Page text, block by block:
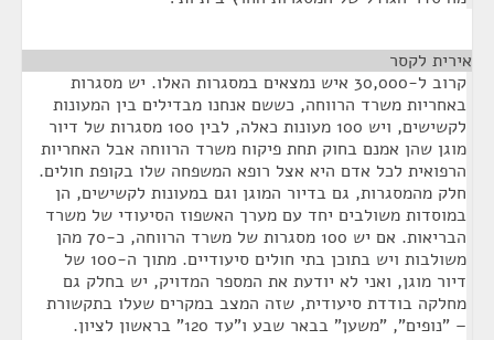
אירית לקסר
קרוב ל-30,000 איש נמצאים במסגרות האלו. יש מסגרות
באחריות משרד הרווחה, כששם אנחנו מבדילים בין המעונות
לקשישים, ויש 100 מעונות כאלה, לבין 100 מסגרות של דיור
מוגן שהן אמנם בחוק תחת פיקוח משרד הרווחה אבל האחריות
הרפואית לכל אדם היא אצל רופא המשפחה שלו בקופת חולים.
חלק מהמסגרות, גם בדיור המוגן וגם במעונות לקשישים, הן
במוסדות משולבים יחד עם מערך האשפוז הסיעודי של משרד
הבריאות. אם יש 100 מסגרות של משרד הרווחה, כ-70 מהן
משולבות ויש בתוכן בתי חולים סיעודיים. מתוך ה-100 של
דיור מוגן, ואני לא יודעת את המספר המדויק, יש בחלק גם
מחלקה בודדת סיעודית, שזה המצב במקרים שעלו בתקשורת
– "נופים", "משען" בבאר שבע ו"עד 120" בראשון לציון.